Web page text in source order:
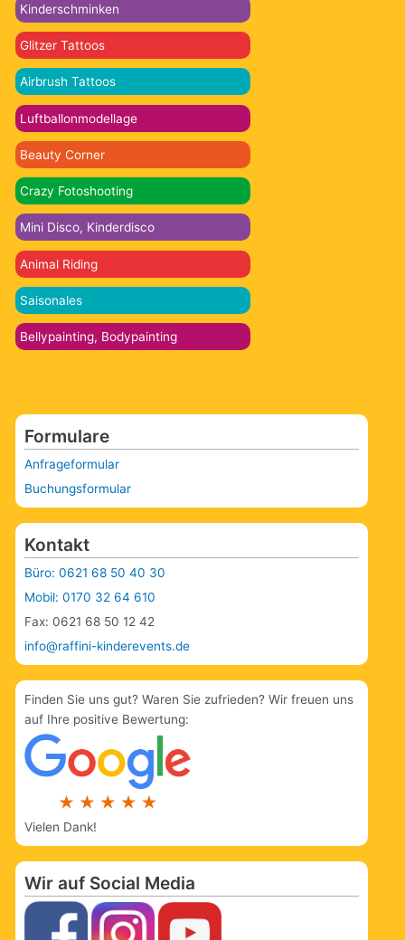
Kinderschminken
Glitzer Tattoos
Airbrush Tattoos
Luftballonmodellage
Beauty Corner
Crazy Fotoshooting
Mini Disco, Kinderdisco
Animal Riding
Saisonales
Bellypainting, Bodypainting
Formulare
Anfrageformular
Buchungsformular
Kontakt
Büro: 0621 68 50 40 30
Mobil: 0170 32 64 610
Fax: 0621 68 50 12 42
info@raffini-kinderevents.de
Finden Sie uns gut? Waren Sie zufrieden? Wir freuen uns
auf Ihre positive Bewertung:
Vielen Dank!
Wir auf Social Media